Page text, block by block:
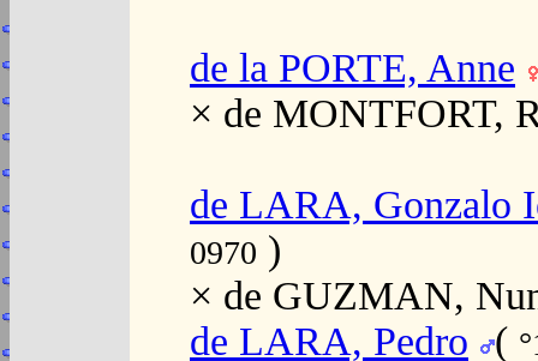
de la PORTE, Anne
× de MONTFORT,
de LARA, Gonzalo
0970 )
× de GUZMAN,
de LARA, Pedro
(